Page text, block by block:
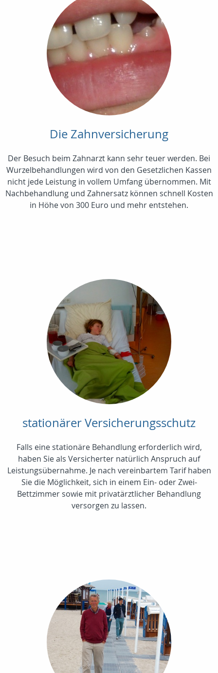
Die Zahnversicherung
Der Besuch beim Zahnarzt kann sehr teuer werden. Bei
Wurzelbehandlungen wird von den Gesetzlichen Kassen
nicht jede Leistung in vollem Umfang übernommen. Mit
Nachbehandlung und Zahnersatz können schnell Kosten
in Höhe von 300 Euro und mehr entstehen.
stationärer Versicherungsschutz
Falls eine stationäre Behandlung erforderlich wird,
haben Sie als Versicherter natürlich Anspruch auf
Leistungsübernahme. Je nach vereinbartem Tarif haben
Sie die Möglichkeit, sich in einem Ein- oder Zwei-
Bettzimmer sowie mit privatärztlicher Behandlung
versorgen zu lassen.